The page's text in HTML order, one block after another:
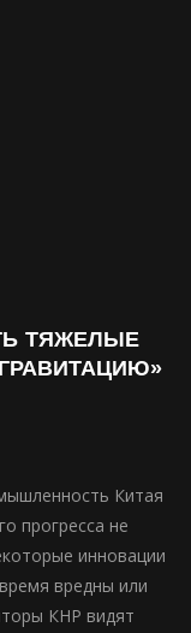
ТЯЖЕЛЫЕ
Китая
прогресса не
инновации
вредны или
КНР видят